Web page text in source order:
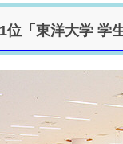
「東洋大学 学生